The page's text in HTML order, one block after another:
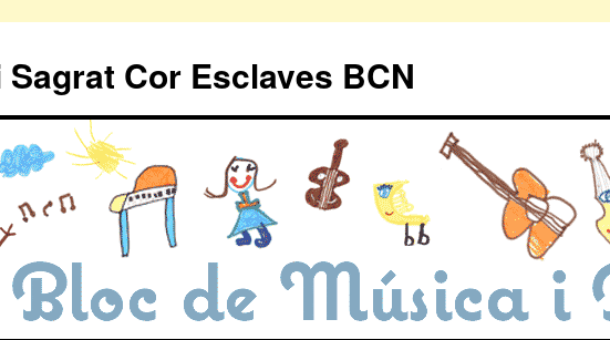
Sagrat Cor Esclaves BCN